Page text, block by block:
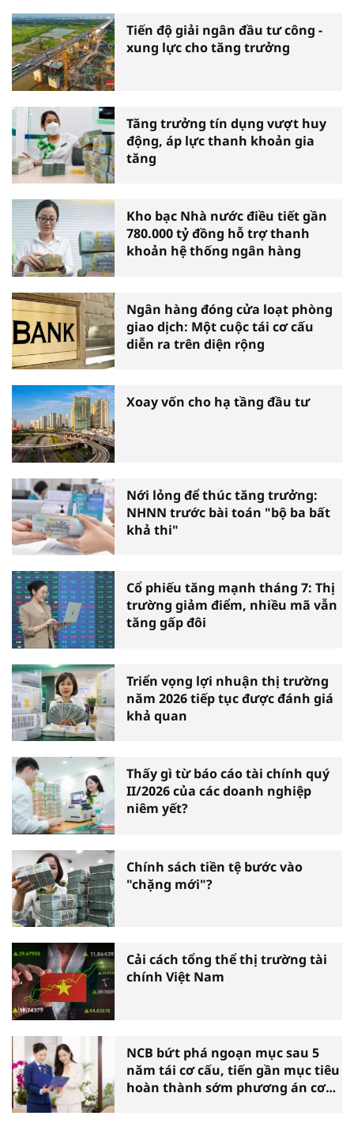
Tiến độ giải ngân đầu tư công -
xung lực cho tăng trưởng
Tăng trưởng tín dụng vượt huy
động, áp lực thanh khoản gia
tăng
Kho bạc Nhà nước điều tiết gần
780.000 tỷ đồng hỗ trợ thanh
khoản hệ thống ngân hàng
Ngân hàng đóng cửa loạt phòng
giao dịch: Một cuộc tái cơ cấu
diễn ra trên diện rộng
Xoay vốn cho hạ tầng đầu tư
Nới lỏng để thúc tăng trưởng:
NHNN trước bài toán "bộ ba bất
khả thi"
Cổ phiếu tăng mạnh tháng 7: Thị
trường giảm điểm, nhiều mã vẫn
tăng gấp đôi
Triển vọng lợi nhuận thị trường
năm 2026 tiếp tục được đánh giá
khả quan
Thấy gì từ báo cáo tài chính quý
II/2026 của các doanh nghiệp
niêm yết?
Chính sách tiền tệ bước vào
"chặng mới"?
Cải cách tổng thể thị trường tài
chính Việt Nam
NCB bứt phá ngoạn mục sau 5
năm tái cơ cấu, tiến gần mục tiêu
hoàn thành sớm phương án cơ